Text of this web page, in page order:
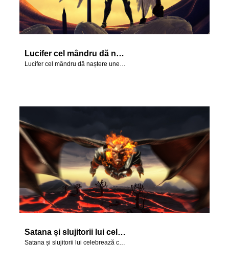
Lucifer cel mândru dă naștere unei revolte în cer.
Satana și slujitorii lui celebrează căderea în păcat a lui Adam și Eva în Eden.
Satana și slujitorii lui celebrează căderea în păcat a lui Adam și Eva în Eden.